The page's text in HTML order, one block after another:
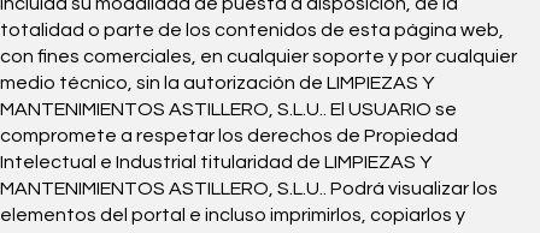
totalidad o parte de los contenidos de esta página web,
con fines comerciales, en cualquier soporte y por cualquier
medio técnico, sin la autorización de LIMPIEZAS Y
MANTENIMIENTOS ASTILLERO, S.L.U.. El USUARIO se
compromete a respetar los derechos de Propiedad
Intelectual e Industrial titularidad de LIMPIEZAS Y
MANTENIMIENTOS ASTILLERO, S.L.U.. Podrá visualizar los
elementos del portal e incluso imprimirlos, copiarlos y